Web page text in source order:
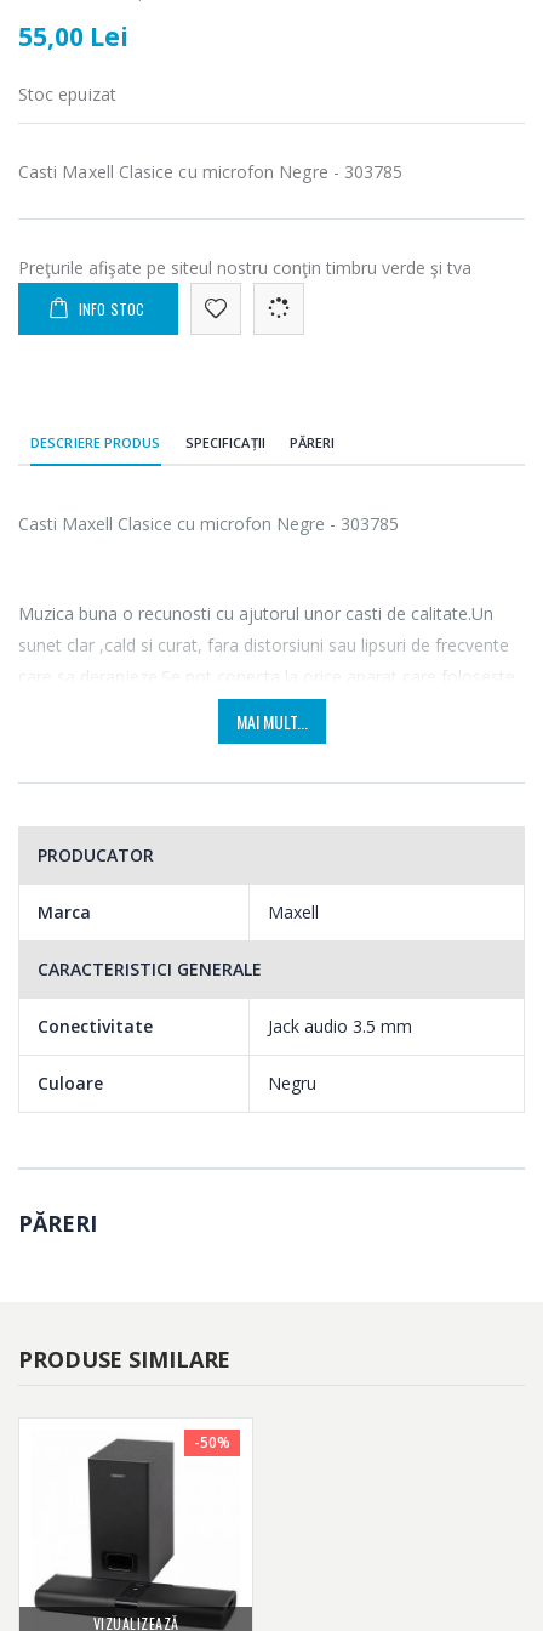
55,00 Lei
Stoc epuizat
Casti Maxell Clasice cu microfon Negre - 303785
Preţurile afişate pe siteul nostru conţin timbru verde şi tva
INFO STOC
DESCRIERE PRODUS SPECIFICAȚII PĂRERI
Casti Maxell Clasice cu microfon Negre - 303785
Muzica buna o recunosti cu ajutorul unor casti de calitate.Un
sunet clar ,cald si curat, fara distorsiuni sau lipsuri de frecvente
care sa deranjeze.Se pot conecta la orice aparat care foloseste
accesibilitate.Au microfon incorporat si se preteaza perfect
MAI MULT...
PRODUCATOR
Marca Maxell
CARACTERISTICI GENERALE
Conectivitate Jack audio 3.5 mm
Culoare Negru
PĂRERI
-21%
Masina de tocat
549,00 Lei
-33%
Masina de tocat
NobeLTek ...
199,00 Lei
199,00 Lei
-14%
Robot de
Heinner ...
299,00 Lei
PRODUSE SIMILARE
VIZUALIZEAZĂ
-50%